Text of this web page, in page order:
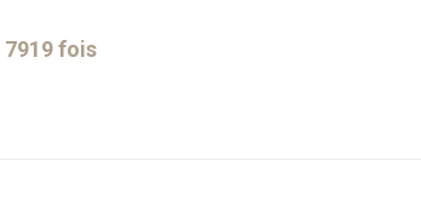
7919 fois